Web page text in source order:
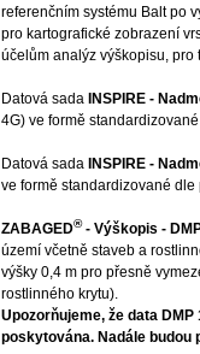
referenčním systému Balt po
pro kartografické zobrazení
účelům analýz výškopisu, pro
Datová sada INSPIRE -
4G) ve formě
Datová sada INSPIRE -
ve formě standardizované
ZABAGED®- Výškopis -
území včetně staveb a
výšky 0,4 m pro přesně
rostlinného krytu).
Upozorňujeme, že data
poskytována. Nadále budou